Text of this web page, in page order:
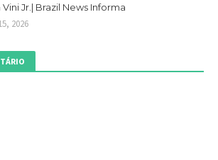
Jr.| Brazil News Informa
2026